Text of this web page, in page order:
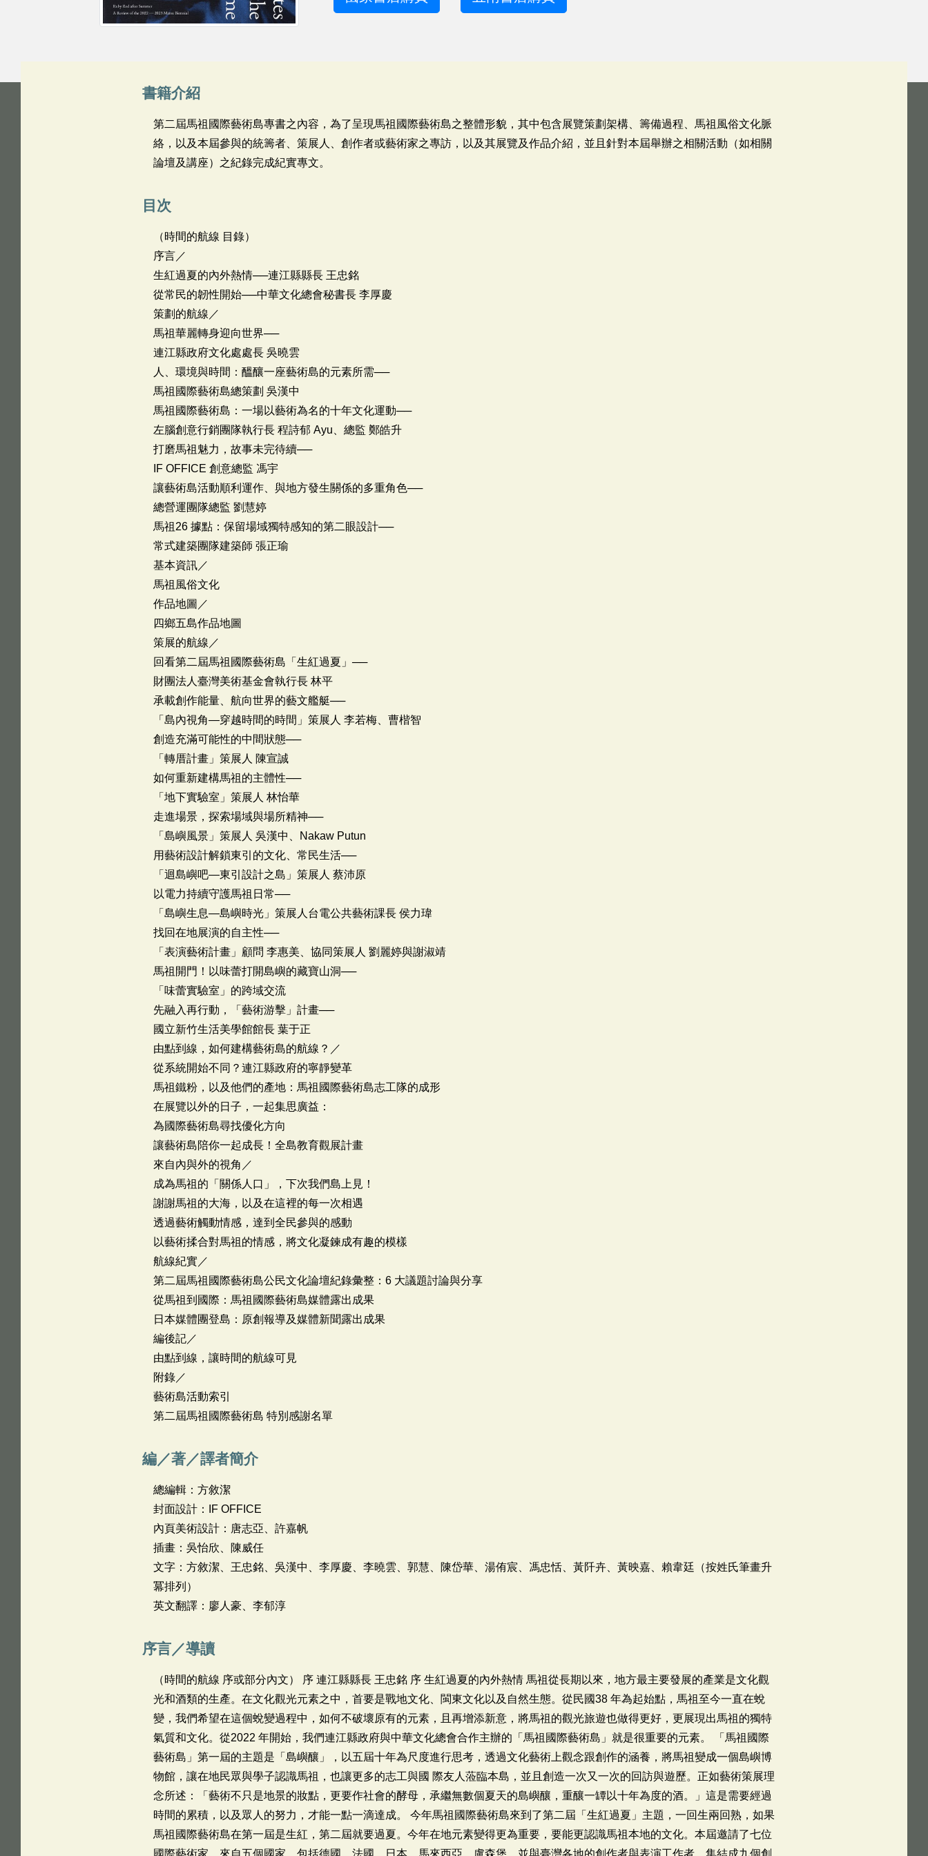
書籍介紹
第二屆馬祖國際藝術島專書之內容，為了呈現馬祖國際藝術島之整體形貌，其中包含展覽策劃架構、籌備過程、馬祖風俗文化脈
絡，以及本屆參與的統籌者、策展人、創作者或藝術家之專訪，以及其展覽及作品介紹，並且針對本屆舉辦之相關活動（如相關
論壇及講座）之紀錄完成紀實專文。
目次
（時間的航線 目錄）
序言／
生紅過夏的內外熱情──連江縣縣長 王忠銘
從常民的韌性開始──中華文化總會秘書長 李厚慶
策劃的航線／
馬祖華麗轉身迎向世界──
連江縣政府文化處處長 吳曉雲
人、環境與時間：醞釀一座藝術島的元素所需──
馬祖國際藝術島總策劃 吳漢中
馬祖國際藝術島：一場以藝術為名的十年文化運動──
左腦創意行銷團隊執行長 程詩郁 Ayu、總監 鄭皓升
打磨馬祖魅力，故事未完待續──
IF OFFICE 創意總監 馮宇
讓藝術島活動順利運作、與地方發生關係的多重角色──
總營運團隊總監 劉慧婷
馬祖26 據點：保留場域獨特感知的第二眼設計──
常式建築團隊建築師 張正瑜
基本資訊／
馬祖風俗文化
作品地圖／
四鄉五島作品地圖
策展的航線／
回看第二屆馬祖國際藝術島「生紅過夏」──
財團法人臺灣美術基金會執行長 林平
承載創作能量、航向世界的藝文艦艇──
「島內視角—穿越時間的時間」策展人 李若梅、曹楷智
創造充滿可能性的中間狀態──
「轉厝計畫」策展人 陳宣誠
如何重新建構馬祖的主體性──
「地下實驗室」策展人 林怡華
走進場景，探索場域與場所精神──
「島嶼風景」策展人 吳漢中、Nakaw Putun
用藝術設計解鎖東引的文化、常民生活──
「迴島嶼吧—東引設計之島」策展人 蔡沛原
以電力持續守護馬祖日常──
「島嶼生息—島嶼時光」策展人台電公共藝術課長 侯力瑋
找回在地展演的自主性──
「表演藝術計畫」顧問 李惠美、協同策展人 劉麗婷與謝淑靖
馬祖開門！以味蕾打開島嶼的藏寶山洞──
「味蕾實驗室」的跨域交流
先融入再行動，「藝術游擊」計畫──
國立新竹生活美學館館長 葉于正
由點到線，如何建構藝術島的航線？／
從系統開始不同？連江縣政府的寧靜變革
馬祖鐵粉，以及他們的產地：馬祖國際藝術島志工隊的成形
在展覽以外的日子，一起集思廣益：
為國際藝術島尋找優化方向
讓藝術島陪你一起成長！全島教育觀展計畫
來自內與外的視角／
成為馬祖的「關係人口」，下次我們島上見！
謝謝馬祖的大海，以及在這裡的每一次相遇
透過藝術觸動情感，達到全民參與的感動
以藝術揉合對馬祖的情感，將文化凝鍊成有趣的模樣
航線紀實／
第二屆馬祖國際藝術島公民文化論壇紀錄彙整：6 大議題討論與分享
從馬祖到國際：馬祖國際藝術島媒體露出成果
日本媒體團登島：原創報導及媒體新聞露出成果
編後記／
由點到線，讓時間的航線可見
附錄／
藝術島活動索引
第二屆馬祖國際藝術島 特別感謝名單
編／著／譯者簡介
總編輯：方敘潔
封面設計：IF OFFICE
內頁美術設計：唐志亞、許嘉帆
插畫：吳怡欣、陳威任
文字：方敘潔、王忠銘、吳漢中、李厚慶、李曉雲、郭慧、陳岱華、湯侑宸、馮忠恬、黃阡卉、黃映嘉、賴韋廷（按姓氏筆畫升
冪排列）
英文翻譯：廖人豪、李郁淳
序言／導讀
（時間的航線 序或部分內文） 序 連江縣縣長 王忠銘 序 生紅過夏的內外熱情 馬祖從長期以來，地方最主要發展的產業是文化觀
光和酒類的生產。在文化觀光元素之中，首要是戰地文化、閩東文化以及自然生態。從民國38 年為起始點，馬祖至今一直在蛻
變，我們希望在這個蛻變過程中，如何不破壞原有的元素，且再增添新意，將馬祖的觀光旅遊也做得更好，更展現出馬祖的獨特
氣質和文化。從2022 年開始，我們連江縣政府與中華文化總會合作主辦的「馬祖國際藝術島」就是很重要的元素。 「馬祖國際
藝術島」第一屆的主題是「島嶼釀」，以五屆十年為尺度進行思考，透過文化藝術上觀念跟創作的涵養，將馬祖變成一個島嶼博
物館，讓在地民眾與學子認識馬祖，也讓更多的志工與國 際友人蒞臨本島，並且創造一次又一次的回訪與遊歷。正如藝術策展理
念所述：「藝術不只是地景的妝點，更要作社會的酵母，承繼無數個夏天的島嶼釀，重釀一罈以十年為度的酒。」這是需要經過
時間的累積，以及眾人的努力，才能一點一滴達成。 今年馬祖國際藝術島來到了第二屆「生紅過夏」主題，一回生兩回熟，如果
馬祖國際藝術島在第一屆是生紅，第二屆就要過夏。今年在地元素變得更為重要，要能更認識馬祖本地的文化。本屆邀請了七位
國際藝術家、來自五個國家，包括德國、法國、日本、馬來西亞、盧森堡，並與臺灣各地的創作者與表演工作者，集結成九個創